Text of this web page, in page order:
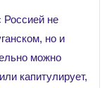
Россией не
но и
можно
капитулирует,